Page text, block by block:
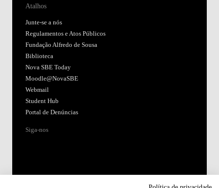
Atalhos
Junte-se a nós
Regulamentos e Atos Públicos
Fundação Alfredo de Sousa
Biblioteca
Nova SBE Today
Moodle@NovaSBE
Webmail
Student Hub
Portal de Denúncias
Siga-nos